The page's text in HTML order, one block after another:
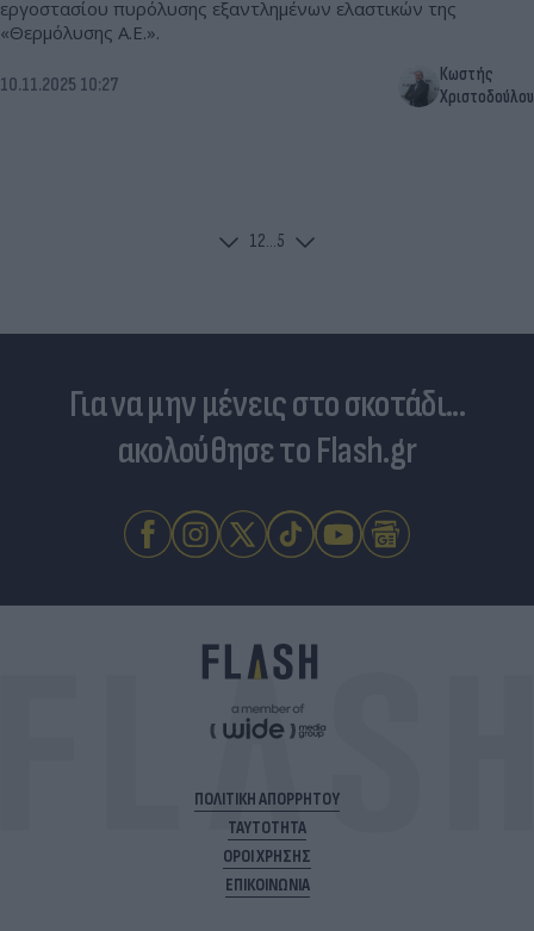
εργοστασίου πυρόλυσης εξαντλημένων ελαστικών της
«Θερμόλυσης Α.Ε.».
10.11.2025 10:27
Κωστής
Χριστοδούλου
12...5
Για να μην μένεις στο σκοτάδι...
ακολούθησε το Flash.gr
ΠΟΛΙΤΙΚΗ ΑΠΟΡΡΗΤΟΥ
ΤΑΥΤΟΤΗΤΑ
ΟΡΟΙ ΧΡΗΣΗΣ
ΕΠΙΚΟΙΝΩΝΙΑ